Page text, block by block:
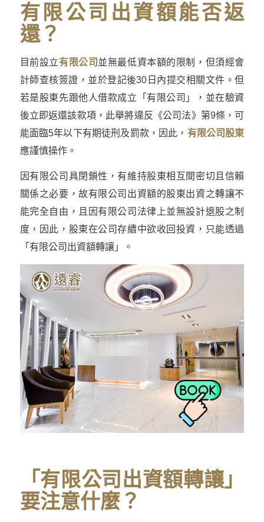
有限公司出資額能否返
還？
目前設立有限公司 並無最低資本額的限制，但須經會
計師查核簽證，並於登記後30日內提交相關文件。但
若是股東先跟他人借款成立「有限公司」，並在驗資
後立即返還該款項，此舉將違反《公司法》第9條，可
能面臨5年以下有期徒刑及罰款，因此， 有限公司股東
應謹慎操作。
因有限公司具閉鎖性，有維持股東相互間密切且信賴
關係之必要，故有限公司出資額的股東出資之轉讓不
能完全自由，且因有限公司法律上並無設計退股之制
度，因此，股東在公司存續中欲收回投資，只能透過
「有限公司出資額轉讓」。
「有限公司出資額轉讓」
要注意什麼？